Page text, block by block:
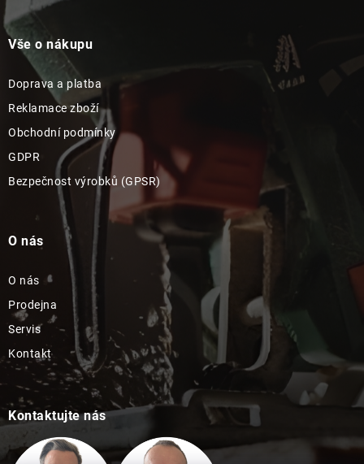
Vše o nákupu
Doprava a platba
Reklamace zboží
Obchodní podmínky
GDPR
Bezpečnost výrobků (GPSR)
O nás
O nás
Prodejna
Servis
Kontakt
Kontaktujte nás